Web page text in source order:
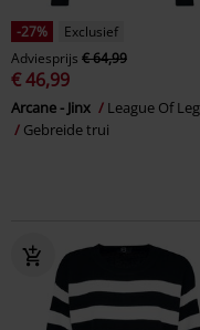
-27%
Exclusief
Adviesprijs € 64,99
€ 46,99
Arcane - Jinx
League Of
Gebreide trui